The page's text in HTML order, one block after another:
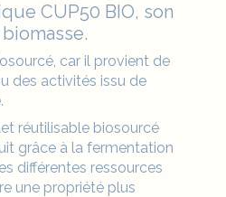
CUP50 BIO, son
car il provient de
des activités issu de
réutilisable biosourcé
grâce à la fermentation
différentes ressources
une propriété plus